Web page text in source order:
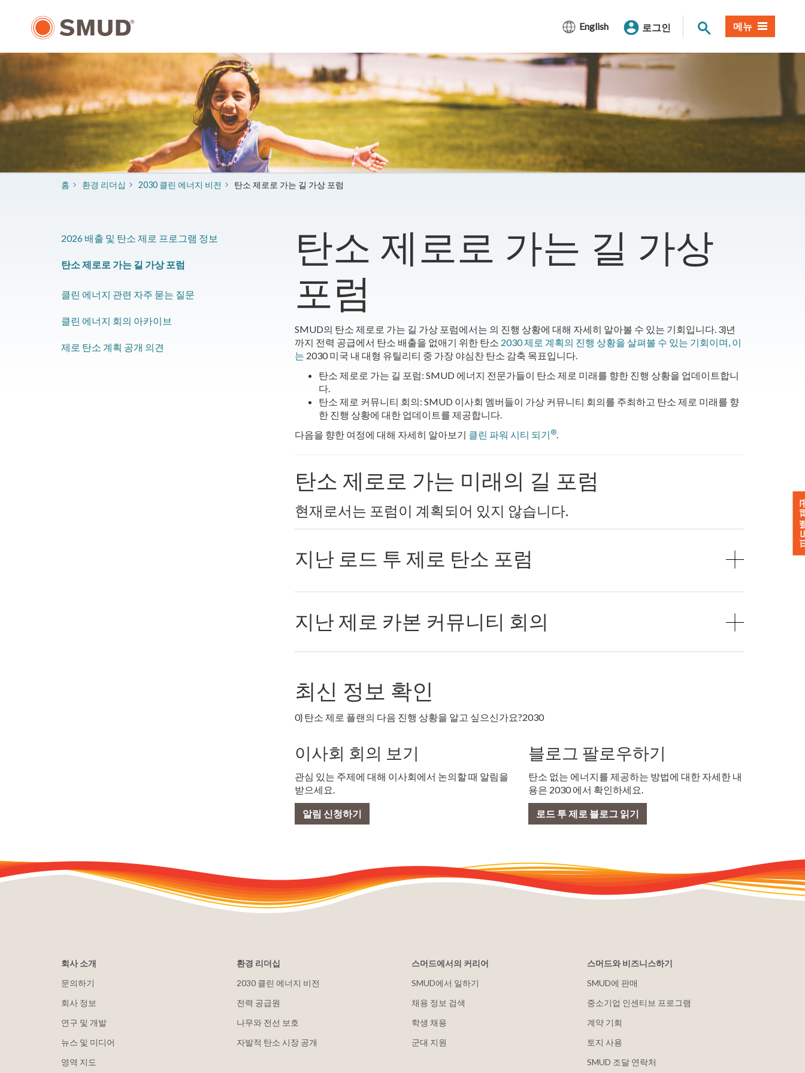
츠
너
뛰
기
English 로그인 사이트 검색
메뉴
홈 ​환경 리더십 2030 클린 에너지 비전 탄소 제로로 가는 길 가상 포럼
탄소 제로로 가는 길 가상
포럼
SMUD의 탄소 제로로 가는 길 가상 포럼에서는 의 진행 상황에 대해 자세히 알아볼 수 있는 기회입니다. 3}년
까지 전력 공급에서 탄소 배출을 없애기 위한 탄소 2030 제로 계획의 진행 상황을 살펴볼 수 있는 기회이며, 이
는 2030 미국 내 대형 유틸리티 중 가장 야심찬 탄소 감축 목표입니다.
탄소 제로로 가는 길 포럼: SMUD 에너지 전문가들이 탄소 제로 미래를 향한 진행 상황을 업데이트합니
다.
탄소 제로 커뮤니티 회의: SMUD 이사회 멤버들이 가상 커뮤니티 회의를 주최하고 탄소 제로 미래를 향
한 진행 상황에 대한 업데이트를 제공합니다.
다음을 향한 여정에 대해 자세히 알아보기 클린 파워 시티 되기®.
탄소 제로로 가는 미래의 길 포럼
현재로서는 포럼이 계획되어 있지 않습니다.
지난 로드 투 제로 탄소 포럼
지난 제로 카본 커뮤니티 회의
최신 정보 확인
0} 탄소 제로 플랜의 다음 진행 상황을 알고 싶으신가요?2030
이사회 회의 보기
관심 있는 주제에 대해 이사회에서 논의할 때 알림을
받으세요.
알림 신청하기
블로그 팔로우하기
탄소 없는 에너지를 제공하는 방법에 대한 자세한 내
용은 2030 에서 확인하세요.
로드 투 제로 블로그 읽기
2026 배출 및 탄소 제로 프로그램 정보
탄소 제로로 가는 길 가상 포럼
클린 에너지 관련 자주 묻는 질문
클린 에너지 회의 아카이브
제로 탄소 계획 공개 의견
회사 소개
문의하기
회사 정보
연구 및 개발
뉴스 및 미디어
영역 지도
환경 리더십
2030 클린 에너지 비전
전력 공급원
나무와 전선 보호
자발적 탄소 시장 공개
스머드에서의 커리어
SMUD에서 일하기
채용 정보 검색
학생 채용
군대 지원
스머드와 비즈니스하기
SMUD에 판매
중소기업 인센티브 프로그램
계약 기회
토지 사용
SMUD 조달 연락처
피